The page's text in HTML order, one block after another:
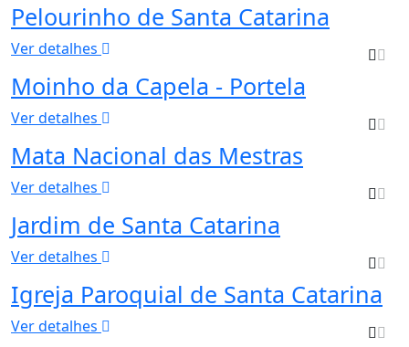
Pelourinho de Santa Catarina
Ver detalhes
Moinho da Capela - Portela
Ver detalhes
Mata Nacional das Mestras
Ver detalhes
Jardim de Santa Catarina
Ver detalhes
Igreja Paroquial de Santa Catarina
Ver detalhes